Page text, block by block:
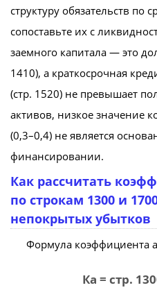
структуру обязательств по
сопоставьте их с
заемного капитала — это
1410), а краткосрочная
(стр. 1520) не превышает
активов, низкое значение
(0,3–0,4) не является
финансировании.
Как рассчитать
по строкам 1300 и
непокрытых убытков
Формула коэффициента
Ка = стр.